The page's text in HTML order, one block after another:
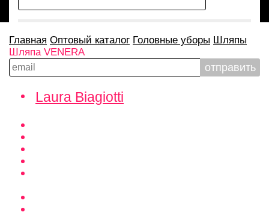
Главная Оптовый каталог Головные уборы Шляпы
Шляпа VENERA
Laura Biagiotti